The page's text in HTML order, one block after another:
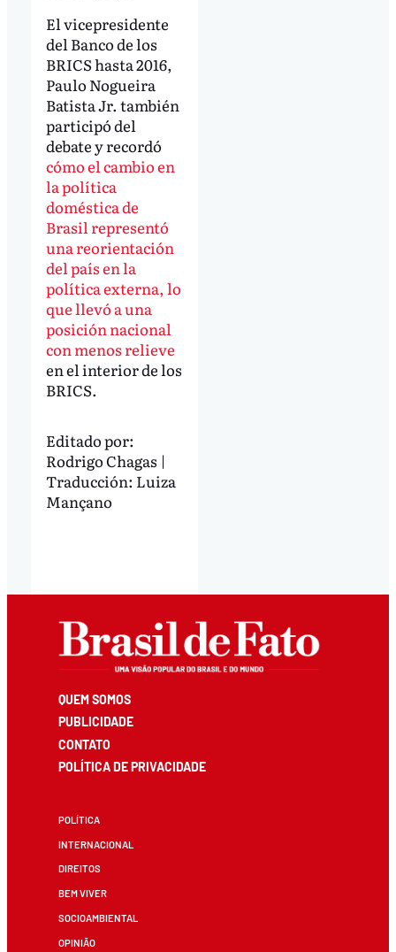
El vicepresidente
del Banco de los
BRICS hasta 2016,
Paulo Nogueira
Batista Jr. también
participó del
debate y recordó
cómo el cambio en
la política
doméstica de
Brasil representó
una reorientación
del país en la
política externa, lo
que llevó a una
posición nacional
con menos relieve
en el interior de los
BRICS.
Editado por:
Rodrigo Chagas |
Traducción: Luiza
Mançano
QUEM SOMOS
PUBLICIDADE
CONTATO
POLÍTICA DE PRIVACIDADE
POLÍTICA
INTERNACIONAL
DIREITOS
BEM VIVER
SOCIOAMBIENTAL
OPINIÃO